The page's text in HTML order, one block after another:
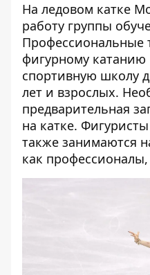
На ледовом катке
работу группы
Профессиональные
фигурному катанию
спортивную школу
лет и взрослых.
предварительная
на катке.
также занимаются
как